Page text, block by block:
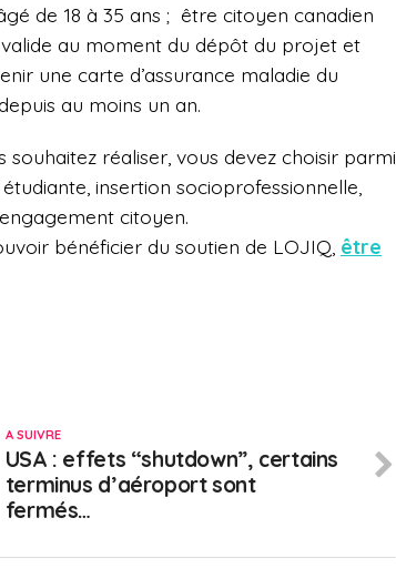
de 18 à 35 ans ; être citoyen canadien
au moment du dépôt du projet et
une carte d’assurance maladie du
au moins un an.
réaliser, vous devez choisir parmi
insertion socioprofessionnelle,
citoyen.
bénéficier du soutien de LOJIQ, être
A SUIVRE
USA : effets “shutdown”, certains
terminus d’aéroport sont
fermés…